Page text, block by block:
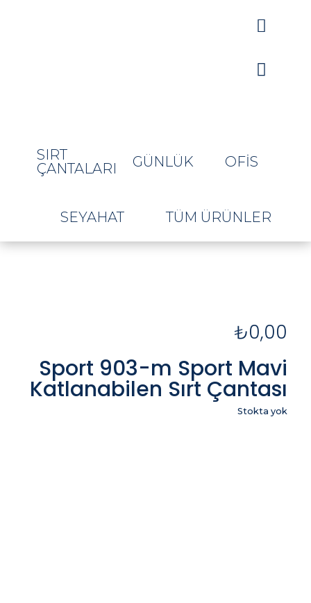


SIRT
ÇANTALARI
GÜNLÜK OFIS
SEYAHAT TÜM ÜRÜNLER
₺0,00
Sport 903-m Sport Mavi
Katlanabilen Sırt Çantası
Stokta yok